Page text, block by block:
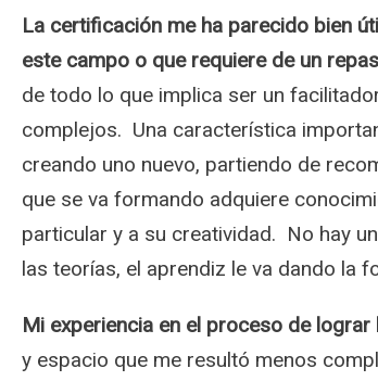
La certificación me ha parecido bien
este campo o que requiere de un
de todo lo que implica ser un
complejos. Una característica
creando uno nuevo, partiendo de
que se va formando adquiere
particular y a su creatividad. No hay
las teorías, el aprendiz le va dando la
Mi experiencia en el proceso de
y espacio que me resultó menos